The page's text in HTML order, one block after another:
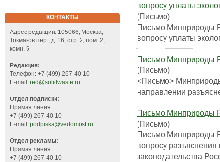
КОНТАКТЫ
Адрес редакции: 105066, Москва,
Токмаков пер., д. 16, стр. 2, пом. 2,
комн. 5
Редакция:
Телефон: +7 (499) 267-40-10
E-mail: red@solidwaste.ru
Отдел подписки:
Прямая линия:
+7 (499) 267-40-10
E-mail: podpiska@vedomost.ru
Отдел рекламы:
Прямая линия:
+7 (499) 267-40-10
вопросу уплаты
(Письмо)
Письмо Минприроды
вопросу уплаты
Письмо Минприроды
(Письмо)
<Письмо>
направлении
Письмо Минприроды
(Письмо)
Письмо Минприроды
вопросу
законодательства